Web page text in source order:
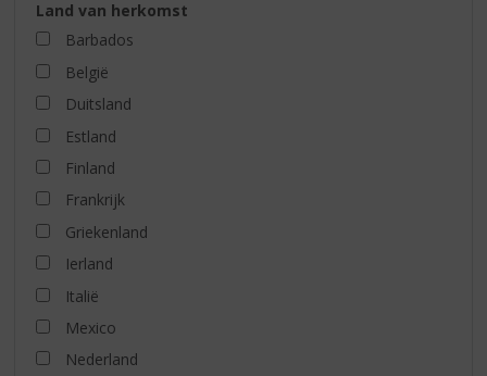
Land van herkomst
Barbados
België
Duitsland
Estland
Finland
Frankrijk
Griekenland
Ierland
Italië
Mexico
Nederland